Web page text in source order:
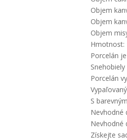
Objem
Objem
Objem
Hmotnost:
Porcelán
Porcelán
S
Nevhodné
Nevhodné
Získejte